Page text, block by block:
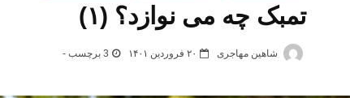
تمبک چه می نوازد؟ (۱)
شاهین مهاجری ۲۰ فروردین ۱۴۰۱ 3 برچسب -